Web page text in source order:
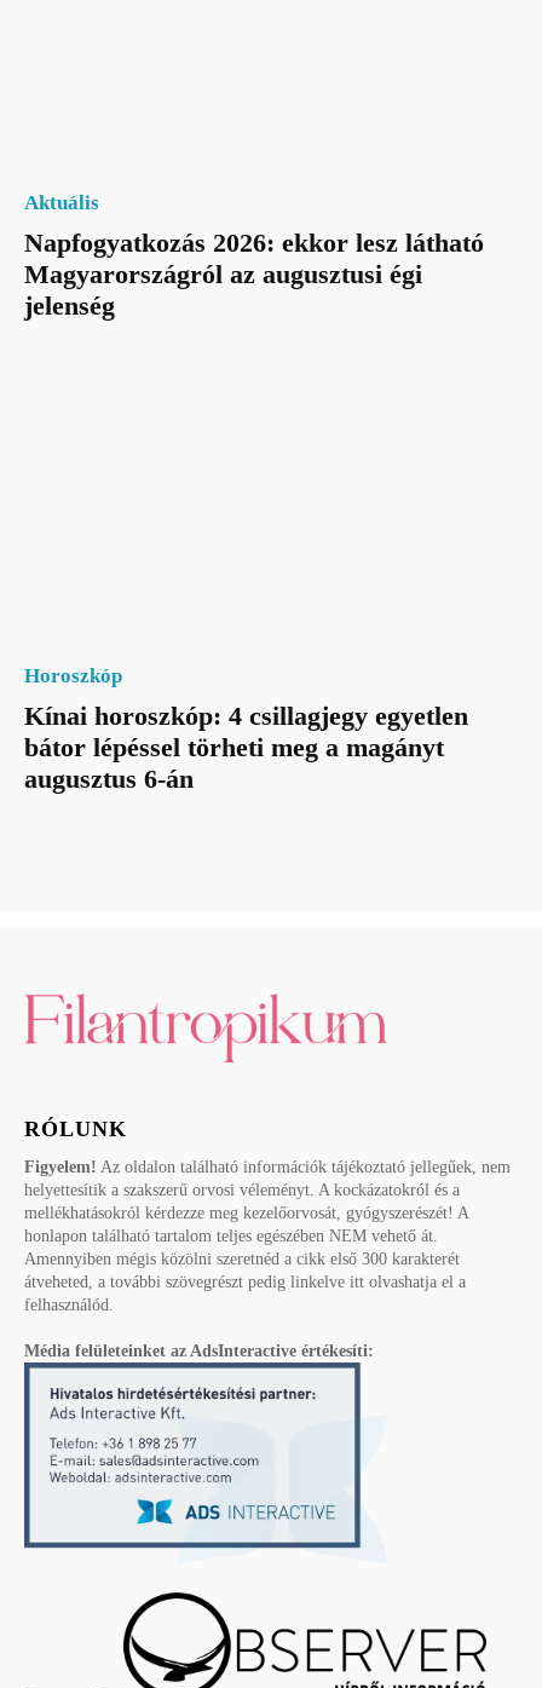
Aktuális
Napfogyatkozás 2026: ekkor lesz látható
Magyarországról az augusztusi égi
jelenség
Horoszkóp
Kínai horoszkóp: 4 csillagjegy egyetlen
bátor lépéssel törheti meg a magányt
augusztus 6-án
RÓLUNK
Figyelem! Az oldalon található információk tájékoztató jellegűek, nem
helyettesítik a szakszerű orvosi véleményt. A kockázatokról és a
mellékhatásokról kérdezze meg kezelőorvosát, gyógyszerészét! A
honlapon található tartalom teljes egészében NEM vehető át.
Amennyiben mégis közölni szeretnéd a cikk első 300 karakterét
átveheted, a további szövegrészt pedig linkelve itt olvashatja el a
felhasználód.
Média felületeinket az AdsInteractive értékesíti: